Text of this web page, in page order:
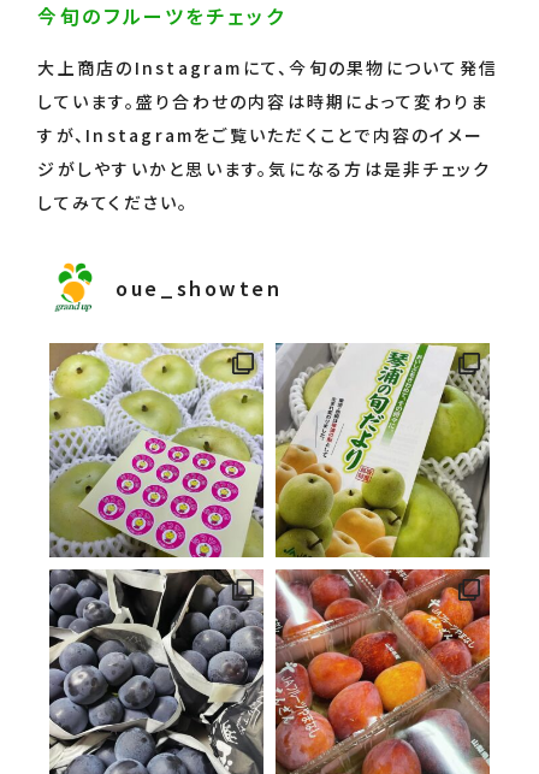
今旬のフルーツをチェック
大上商店のInstagramにて、今旬の果物について発信
しています。盛り合わせの内容は時期によって変わりま
すが、Instagramをご覧いただくことで内容のイメー
ジがしやすいかと思います。気になる方は是非チェック
してみてください。
oue_showten